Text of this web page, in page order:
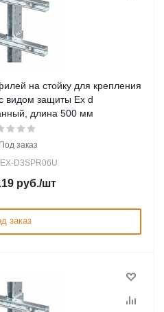
на стойку для крепления
видом защиты Ex d
длина 500 мм
Под заказ
D3SPR06U
руб./шт
заказ